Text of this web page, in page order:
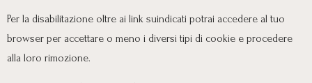
Per la disabilitazione oltre ai link suindicati potrai accedere al tuo
browser per accettare o meno i diversi tipi di cookie e procedere
alla loro rimozione.